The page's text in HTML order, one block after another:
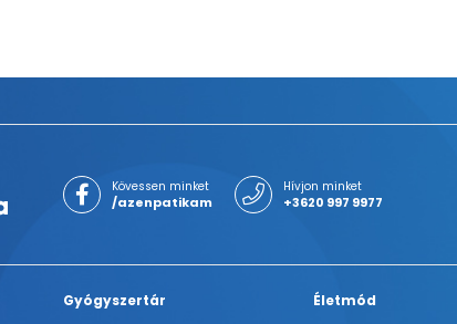
Kövessen minket
/azenpatikam
Hívjon minket
+3620 997 9977
Gyógyszertár Életmód